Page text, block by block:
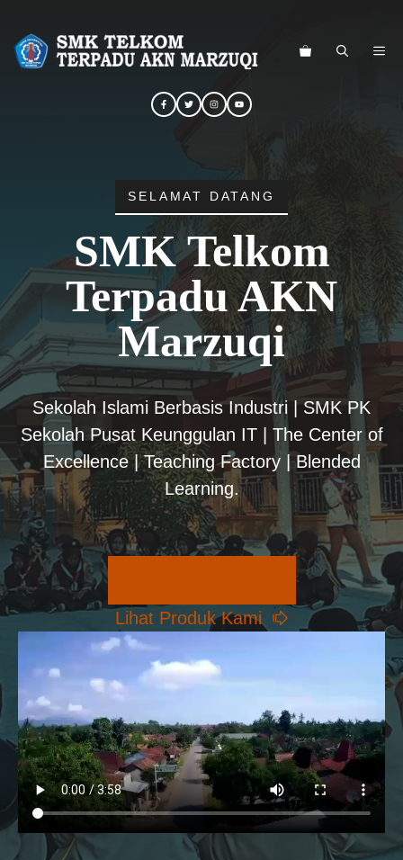
SELAMAT DATANG
SMK Telkom
Terpadu AKN
Marzuqi
Sekolah Islami Berbasis Industri | SMK PK
Sekolah Pusat Keunggulan IT | The Center of
Excellence | Teaching Factory | Blended
Learning.
Lihat Produk Kami